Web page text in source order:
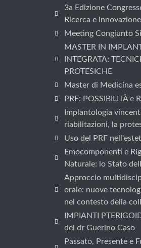
3a Edizione
Ricerca e Innovazione
Meeting Congiunto
MASTER IN
INTEGRATA:
PROTESICHE
Master di Medicina
PRF: POSSIBILITÀ e
Implantologia
riabilitazioni, la
Uso del PRF
Emocomponenti e
Naturale: lo Stato
Approccio
orale: nuove
nel contesto della
IMPIANTI
del dr Guerino Caso
Passato, Presente e